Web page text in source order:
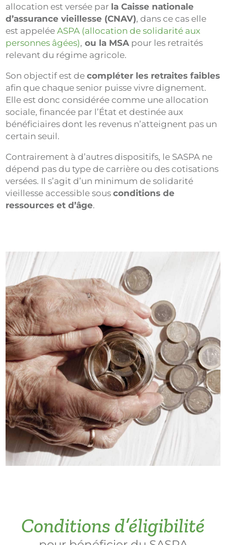
allocation est versée par la Caisse nationale
d’assurance vieillesse (CNAV), dans ce cas elle
est appeléeASPA (allocation de solidarité aux
personnes âgées), ou la MSA pour les retraités
relevant du régime agricole.
Son objectif est decompléter les retraites faibles
afin que chaque senior puisse vivre dignement.
Elle est donc considérée comme une allocation
sociale, financée par l’État et destinée aux
bénéficiaires dont les revenus n’atteignent pas un
certain seuil.
Contrairement à d’autres dispositifs, le SASPA ne
dépend pas du type de carrière ou des cotisations
versées. Il s’agit d’un minimum de solidarité
vieillesse accessible sousconditions de
ressources et d’âge.
Conditions d’éligibilité